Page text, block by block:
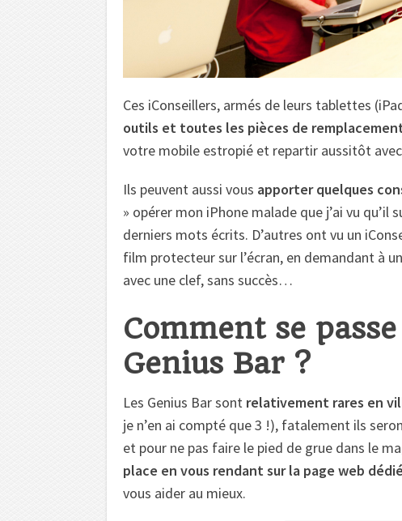
Ces iConseillers, armés de leurs tablettes
outils et toutes les pièces de
votre mobile estropié et repartir aussitôt
Ils peuvent aussi vous apporter quelques
» opérer mon iPhone malade que j’ai vu qu’il
derniers mots écrits. D’autres ont vu un
film protecteur sur l’écran, en demandant à
avec une clef, sans succès…
Comment se
Genius Bar ?
Les Genius Bar sont relativement rares en
je n’en ai compté que 3 !), fatalement ils
et pour ne pas faire le pied de grue dans le
place en vous rendant sur la page web
vous aider au mieux.